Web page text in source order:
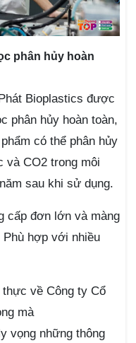
phân hủy hoàn
Bioplastics được
phân hủy hoàn toàn,
có thể phân hủy
và CO2 trong môi
sau khi sử dụng.
cấp đơn lớn và màng
hợp với nhiều
về Công ty Cổ
mà
vọng những thông